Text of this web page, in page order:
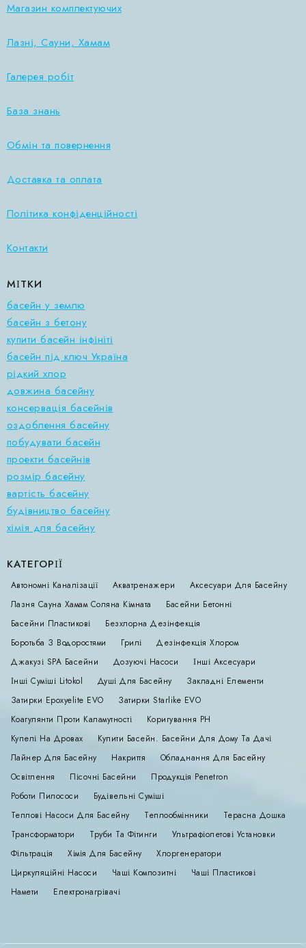
Магазин комплектуючих
Лазні, Сауни, Хамам
Галерея робіт
База знань
Обмін та повернення
Доставка та оплата
Політика конфіденційності
Контакти
МІТКИ
басейн у землю
басейн з бетону
купити басейн інфініті
басейн під ключ Україна
рідкий хлор
довжина басейну
консервація басейнів
оздоблення басейну
побудувати басейн
проекти басейнів
розмір басейну
вартість басейну
будівництво басейну
хімія для басейну
КАТЕГОРІЇ
Автономні Каналізації Акватренажери
Аксесуари Для Басейну
Лазня Сауна Хамам Соляна Кімната
Басейни Бетонні
Басейни Пластикові
Безхлорна Дезінфекція
Боротьба З Водоростями
Грилі
Дезінфекція Хлором
Джакузі SPA Басейни
Дозуючі Насоси
Інші Аксесуари
Інші Суміші Litokol
Душі Для Басейну
Закладні Елементи
Затирки Epoxyelite EVO
Затирки Starlike EVO
Коагулянти Проти Каламутності
Коригування РН
Купелі На Дровах
Купити Басейн. Басейни Для Дому Та Дачі
Лайнер Для Басейну
Накриття
Обладнання Для Басейну
Освітлення
Пісочні Басейни
Продукція Penetron
Роботи Пилососи
Будівельні Суміші
Теплові Насоси Для Басейну
Теплообмінники
Терасна Дошка
Трансформатори
Труби Та Фітинги
Ультрафіолетові Установки
Фільтрація
Хімія Для Басейну
Хлоргенератори
Циркуляційні Насоси
Чаші Композитні
Чаші Пластикові
Намети
Електронагрівачі